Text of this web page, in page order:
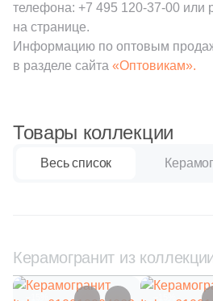
Лаппатированная (52)
Матовая (1327)
Патинированная (44)
Противоскользящая (210)
Рельефная (113
Цвет
Серый (82)
телефона: +7 495 120-37-00 или
на странице.
Информацию по оптовым
в разделе сайта «Оптовикам».
Товары коллекции
Весь список
Керамогранит из